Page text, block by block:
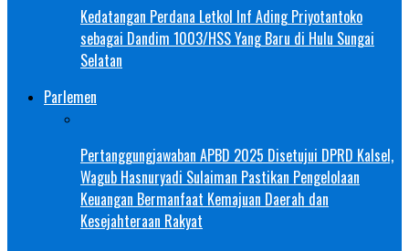
Kedatangan Perdana Letkol Inf Ading Priyotantoko
sebagai Dandim 1003/HSS Yang Baru di Hulu Sungai
Selatan
Parlemen
Pertanggungjawaban APBD 2025 Disetujui DPRD Kalsel,
Wagub Hasnuryadi Sulaiman Pastikan Pengelolaan
Keuangan Bermanfaat Kemajuan Daerah dan
Kesejahteraan Rakyat